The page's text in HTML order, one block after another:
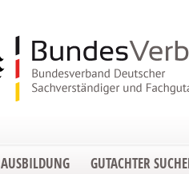
AUSBILDUNG GUTACHTER